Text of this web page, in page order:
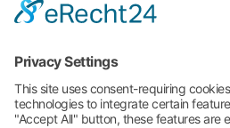
Kontakt
Referenzen
Häufige Fragen